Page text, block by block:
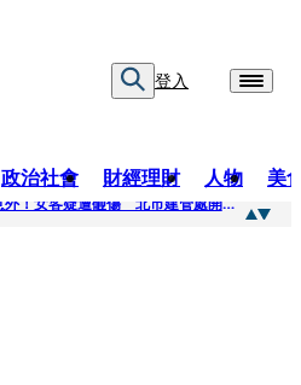
登入
政治社會 財經理財 人物 美
南港LaLaport天花板掉落意外！女客疑遭砸傷 北市建管處開罰30萬